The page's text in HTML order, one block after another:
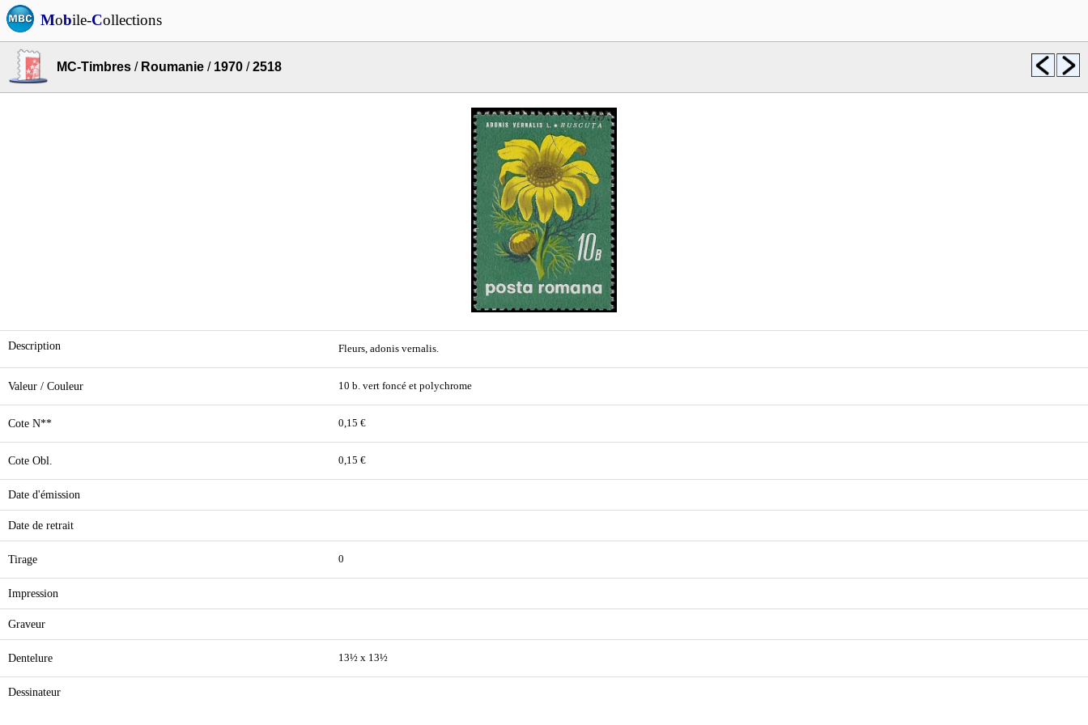
Mobile-Collections
MC-Timbres / Roumanie / 1970 /2518
Description Fleurs, adonis vernalis.
Valeur / Couleur 10 b. vert foncé et polychrome
Cote N** 0,15 €
Cote Obl. 0,15 €
Date d'émission
Date de retrait
Tirage 0
Impression
Graveur
Dentelure 13½ x 13½
Dessinateur